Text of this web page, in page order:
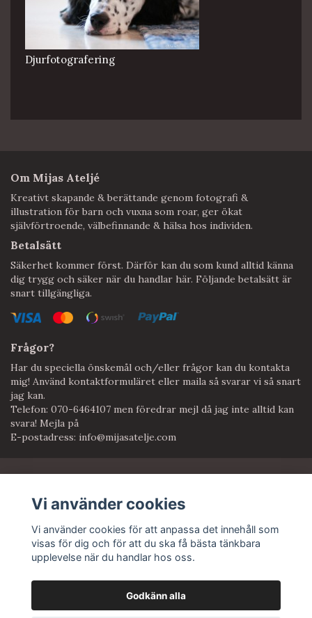
Djurfotografering
Om Mijas Ateljé
Kreativt skapande & berättande genom fotografi &
illustration för barn och vuxna som roar, ger ökat
självförtroende, välbefinnande & hälsa hos individen.
Betalsätt
Säkerhet kommer först. Därför kan du som kund alltid känna
dig trygg och säker när du handlar här. Följande betalsätt är
snart tillgängliga.
Frågor?
Har du speciella önskemål och/eller frågor kan du kontakta
mig! Använd kontaktformuläret eller maila så svarar vi så snart
jag kan.
Telefon: 070-6464107 men föredrar mejl då jag inte alltid kan
svara! Mejla på
E-postadress: info@mijasatelje.com
Vi använder cookies
Vi använder cookies för att anpassa det innehåll som
visas för dig och för att du ska få bästa tänkbara
upplevelse när du handlar hos oss.
Godkänn alla